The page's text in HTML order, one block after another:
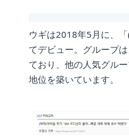
ウギは2018年5月に、
てデビュー。グループ
ており、他の人気グル
地位を築いています。